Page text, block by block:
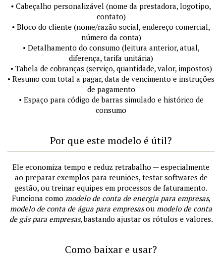
• Cabeçalho personalizável (nome da prestadora, logotipo,
contato)
• Bloco do cliente (nome/razão social, endereço comercial,
número da conta)
• Detalhamento do consumo (leitura anterior, atual,
diferença, tarifa unitária)
• Tabela de cobranças (serviço, quantidade, valor, impostos)
• Resumo com total a pagar, data de vencimento e instruções
de pagamento
• Espaço para código de barras simulado e histórico de
consumo
Por que este modelo é útil?
Ele economiza tempo e reduz retrabalho — especialmente
ao preparar exemplos para reuniões, testar softwares de
gestão, ou treinar equipes em processos de faturamento.
Funciona como modelo de conta de energia para empresas,
modelo de conta de água para empresasou modelo de conta
de gás para empresas, bastando ajustar os rótulos e valores.
Como baixar e usar?